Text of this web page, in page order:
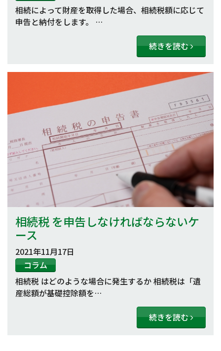
相続によって財産を取得した場合、相続税額に応じて
申告と納付をします。 …
続きを読む
相続税 を申告しなければならないケ
ース
2021年11月17日
コラム
相続税 はどのような場合に発生するか 相続税は「遺
産総額が基礎控除額を…
続きを読む